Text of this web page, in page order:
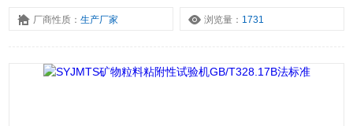
厂商性质：生产厂家 浏览量： 1731